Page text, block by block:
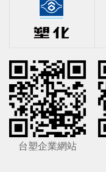
台塑企業網站